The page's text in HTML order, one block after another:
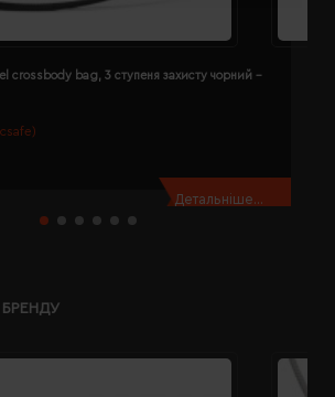
crossbody bag, 3 ступеня захисту чорний -
Детальніше...